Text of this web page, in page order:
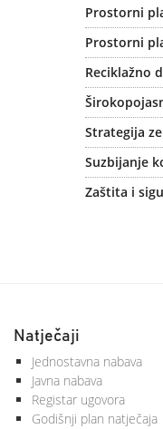
Prostorni
Prostorni
Reciklažno
Strategija
Suzbijanje
Zaštita i
Natječaji
Jednostavna nabava
Javna nabava
Registar ugovora
Godišnji plan natječaja